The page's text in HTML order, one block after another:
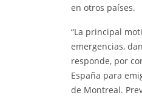
en otros países.
“La principal
emergencias,
responde, por
España para
de Montreal.